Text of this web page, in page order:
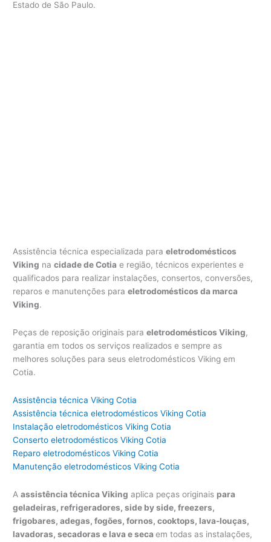
Estado de São Paulo.
Assistência técnica especializada paraeletrodomésticos
Viking nacidade de Cotia e região, técnicos experientes e
qualificados para realizar instalações, consertos, conversões,
reparos e manutenções paraeletrodomésticos da marca
Viking.
Peças de reposição originais paraeletrodomésticos Viking,
garantia em todos os serviços realizados e sempre as
melhores soluções para seus eletrodomésticos Viking em
Cotia.
Assistência técnica Viking Cotia
Assistência técnica eletrodomésticos Viking Cotia
Instalação eletrodomésticos Viking Cotia
Conserto eletrodomésticos Viking Cotia
Reparo eletrodomésticos Viking Cotia
Manutenção eletrodomésticos Viking Cotia
Aassistência técnica Viking aplica peças originais para
geladeiras, refrigeradores, side by side, freezers,
frigobares, adegas, fogões, fornos, cooktops, lava-louças,
lavadoras, secadoras e lava e secaem todas as instalações,